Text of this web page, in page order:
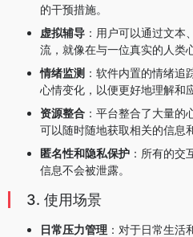
的干预措施。
虚拟辅导 ：用户可以通过文
流，就像在与一位真实的人类
情绪监测 ：软件内置的情绪追
心情变化，以便更好地理解和
资源整合 ：平台整合了大量的
可以随时随地获取相关的信息
匿名性和隐私保护 ：所有的交
信息不会被泄露。
3. 使用场景
日常压力管理 ：对于日常生活